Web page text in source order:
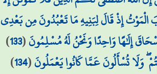
إِذْ قَالَ لِبَنِيهِ مَا تَعْبُدُونَ مِن بَعْدِي
إِلَٰهًا وَاحِدًا وَنَحْنُ لَهُ مُسْلِمُونَ(
133
)
تُسْأَلُونَ عَمَّا كَانُوا يَعْمَلُونَ(
134
)